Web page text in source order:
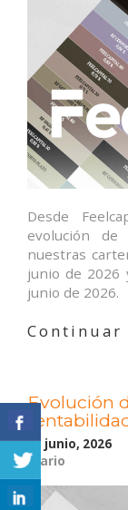
Desde
evolución
nuestras
junio de 2026
junio de 2026.
Continuar
Evolución
11 junio, 2026
Diario